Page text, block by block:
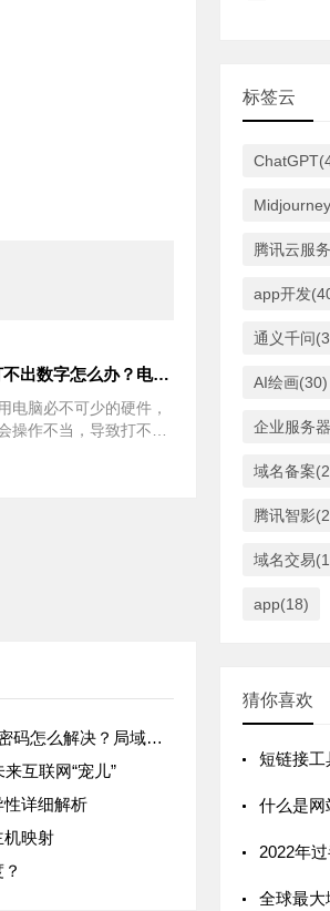
电脑数字键打不出数字怎么办？电脑小键盘数字键不能用的解决方法？
电脑必不可少的硬件，
操作不当，导致打不了
win10系统提示局域网访问需要密码怎么解决？局域网文件共享工具分享
互联网“宠儿”
性详细解析
机映射
标签云
腾讯云服
app开发
通义千问
AI绘画(30)
企业服务
域名备案
腾讯智影
域名交易
app(18)
猜你喜欢
短链接工具推
什么是网站
2022年过
全球最大